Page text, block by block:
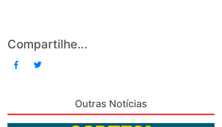
Compartilhe...
Outras Notícias